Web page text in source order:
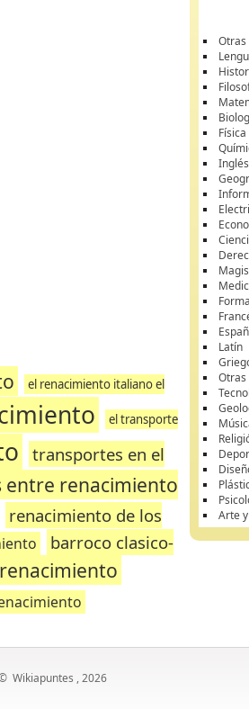
el renacimiento italiano el
el transporte
transportes en el
entre renacimiento
renacimiento de los
barroco clasico-
Física
Inglés
Latín
Arte
Wikiapuntes , 2026